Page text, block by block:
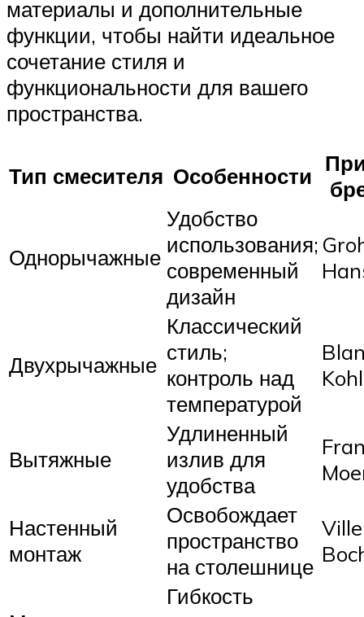
материалы и дополнительные
функции, чтобы найти идеальное
сочетание стиля и
функциональности для вашего
пространства.
Тип смесителя Особенности
Однорычажные
Удобство
использования;
современный
дизайн
Двухрычажные
Классический
стиль;
контроль над
температурой
Вытяжные
Удлиненный
излив для
удобства
Настенный
монтаж
Освобождает
пространство
на столешнице
Гибкость